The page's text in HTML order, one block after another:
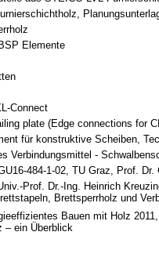
Elemente
Connect
plate (Edge connections for
für konstruktive Scheiben,
Verbindungsmittel -
484-1-02, TU Graz, Prof. Dr.
Prof. Dr.-Ing. Heinrich
Brettsperrholz und
Bauen mit Holz
– ein Überblick